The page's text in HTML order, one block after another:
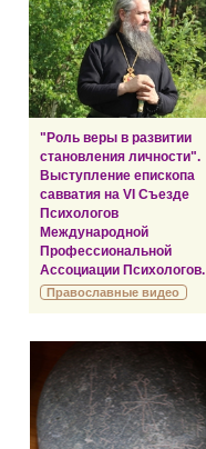
"Роль веры в развитии
становления личности".
Выступление епископа
савватия на VI Съезде
Психологов
Международной
Профессиональной
Ассоциации Психологов.
Православные видео